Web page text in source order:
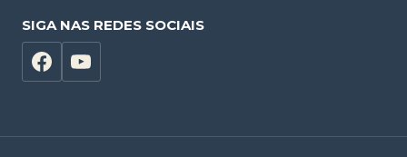
SIGA NAS REDES SOCIAIS